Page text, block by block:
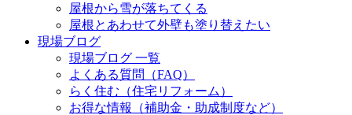
屋根から雪が落ちてくる
屋根とあわせて外壁も塗り替えたい
現場ブログ
現場ブログ 一覧
よくある質問（FAQ）
らく住む（住宅リフォーム）
お得な情報（補助金・助成制度など）